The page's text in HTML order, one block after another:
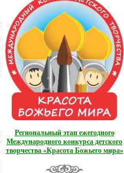
Региональный этап ежегодного
Международного конкурса детского
творчества «Красота Божьего мира»